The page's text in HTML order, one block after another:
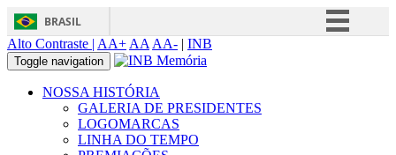
BRASIL
Participe
Alto Contraste | AA+ AA AA- | INB
Toggle navigation
NOSSA HISTÓRIA
GALERIA DE PRESIDENTES
LOGOMARCAS
LINHA DO TEMPO